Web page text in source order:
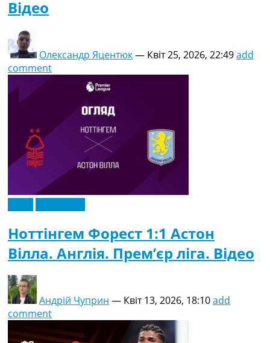
Відео
Олександр Яцентюк— Квіт 25, 2026, 22:49add
comment
Ноттінгем Форест 1:1 Астон
Вілла. Англія. Прем’єр ліга. Відео
Андрій Чуприн — Квіт 13, 2026, 18:10add
comment